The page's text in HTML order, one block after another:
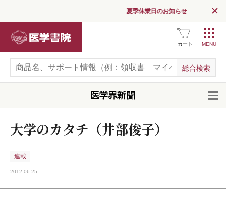
夏季休業日のお知らせ
カート
大学のカタチ（井部俊子）
連載
2012.06.25